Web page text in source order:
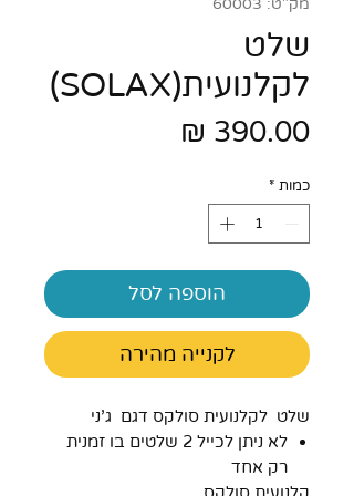
מק"ט: 60003
שלט
לקלנועית(SOLAX)
כמות *
הוספה לסל
לקנייה מהירה
שלט לקלנועית סולקס דגם ג'ני
לא ניתן לכייל 2 שלטים בו זמנית
רק אחד